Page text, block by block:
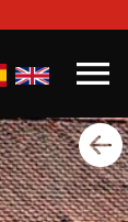
menu